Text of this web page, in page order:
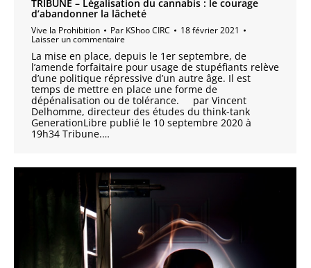
TRIBUNE – Légalisation du cannabis : le courage
d’abandonner la lâcheté
Vive la Prohibition Par KShoo CIRC 18 février 2021
Laisser un commentaire
La mise en place, depuis le 1er septembre, de
l’amende forfaitaire pour usage de stupéfiants relève
d’une politique répressive d’un autre âge. Il est
temps de mettre en place une forme de
dépénalisation ou de tolérance. par Vincent
Delhomme, directeur des études du think-tank
GenerationLibre publié le 10 septembre 2020 à
19h34 Tribune.…